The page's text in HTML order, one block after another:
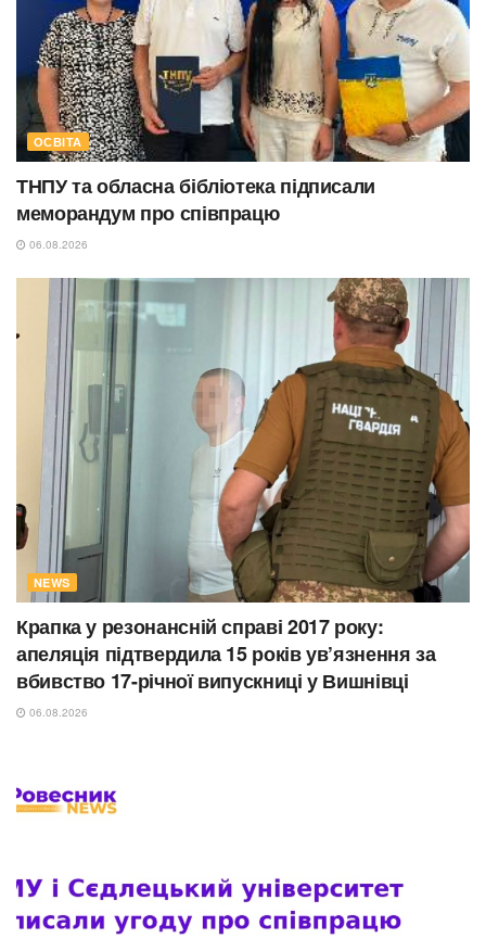
ОСВІТА
ТНПУ та обласна бібліотека підписали
меморандум про співпрацю
06.08.2026
NEWS
Крапка у резонансній справі 2017 року:
апеляція підтвердила 15 років ув’язнення за
вбивство 17-річної випускниці у Вишнівці
06.08.2026